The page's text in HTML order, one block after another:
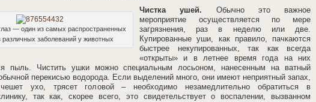
— один из самых распространенных
заболеваний у животных
Чистка ушей. Обычно это важное
мероприятие осуществляется по мере
загрязнения, раз в неделю или две.
Купированные уши, как правило, пачкаются
быстрее некупированных, так как всегда
«открыты» и в летнее время года на них
пыль. Чистить ушки можно специальным лосьоном, нанесенным на ватный
перекисью водорода. Если выделений много, они имеют неприятный запах,
ухо, трясет головой – необходимо незамедлительно обратиться в
так как, скорее всего, это свидетельствует о воспалении, вызванном